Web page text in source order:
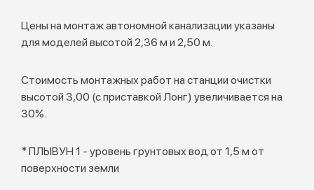
Цены на монтаж автономной канализации указаны
для моделей высотой 2,36 м и 2,50 м.
Стоимость монтажных работ на станции очистки
высотой 3,00 (с приставкой Лонг) увеличивается на
30%.
* ПЛЫВУН 1 - уровень грунтовых вод от 1,5 м от
поверхности земли